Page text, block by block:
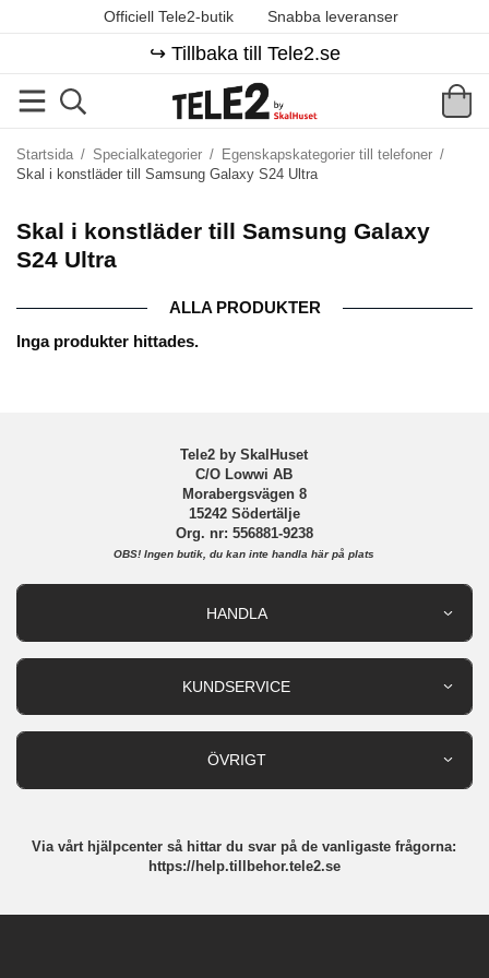
Officiell Tele2-butik Snabba leveranser
↪️ Tillbaka till Tele2.se
Startsida / Specialkategorier / Egenskapskategorier till telefoner /
Skal i konstläder till Samsung Galaxy S24 Ultra
Skal i konstläder till Samsung Galaxy
S24 Ultra
ALLA PRODUKTER
Inga produkter hittades.
Tele2 by SkalHuset
C/O Lowwi AB
Morabergsvägen 8
15242 Södertälje
Org. nr: 556881-9238
OBS! Ingen butik, du kan inte handla här på plats
HANDLA
KUNDSERVICE
ÖVRIGT
Integritetspolicy
Via vårt hjälpcenter så hittar du svar på de vanligaste frågorna:
https://help.tillbehor.tele2.se